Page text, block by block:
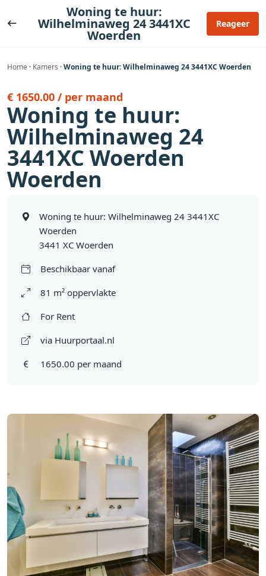
naar
Woning te huur:
Wilhelminaweg 24 3441XC
Woerden
Reageer
Home · Kamers ·Woning te huur: Wilhelminaweg 24 3441XC Woerden
€ 1650.00 / per maand
Woning te huur:
Wilhelminaweg 24
3441XC Woerden
Woerden
Woning te huur: Wilhelminaweg 24 3441XC
Woerden
3441 XC Woerden
Beschikbaar vanaf
81 m² oppervlakte
For Rent
via Huurportaal.nl
1650.00 per maand